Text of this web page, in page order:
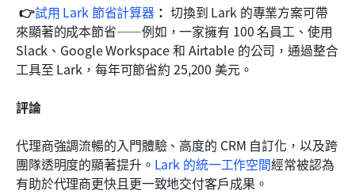
👉試用 Lark 節省計算器 ： 切換到 Lark 的專業方案可帶
來顯著的成本節省——例如，一家擁有 100 名員工、使用
Slack、Google Workspace 和 Airtable 的公司，通過整合
工具至 Lark，每年可節省約 25,200 美元。
評論
代理商強調流暢的入門體驗、高度的 CRM 自訂化，以及跨
團隊透明度的顯著提升。 Lark 的統一工作空間經常被認為
有助於代理商更快且更一致地交付客戶成果。